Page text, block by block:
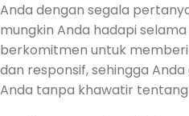
Anda dengan segala
mungkin Anda hadapi
berkomitmen untuk
dan responsif, sehingga
Anda tanpa khawatir